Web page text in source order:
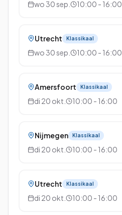
wo 30 sep. 10:00 - 16:00
Utrecht Klassikaal
wo 30 sep. 10:00 - 16:00
Amersfoort Klassikaal
di 20 okt. 10:00 - 16:00
Nijmegen Klassikaal
di 20 okt. 10:00 - 16:00
Utrecht Klassikaal
di 20 okt. 10:00 - 16:00